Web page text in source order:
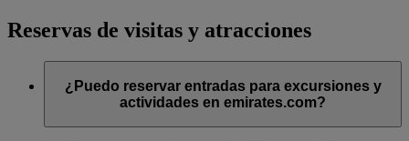
Reservas de visitas y atracciones
¿Puedo reservar entradas para excursiones y
actividades en emirates.com?